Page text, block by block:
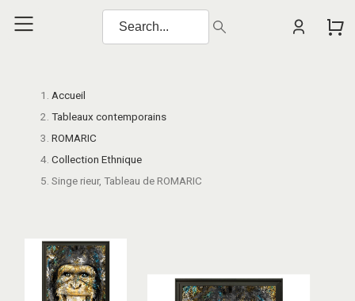
Accueil
Tableaux contemporains
ROMARIC
Collection Ethnique
Singe rieur, Tableau de ROMARIC